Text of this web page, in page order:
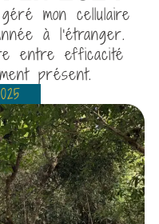
mon cellulaire
à l’étranger.
entre efficacité
présent.